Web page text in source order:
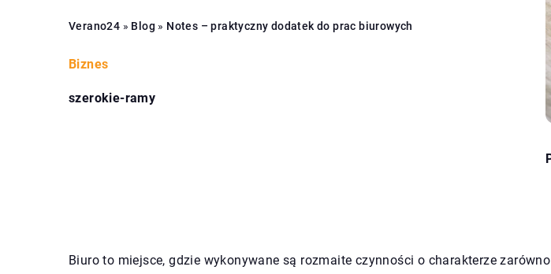
Verano24 » Blog » Notes – praktyczny dodatek do prac biurowych
Biznes
szerokie-ramy
Biuro to miejsce, gdzie wykonywane są rozmaite czynności o charakterze